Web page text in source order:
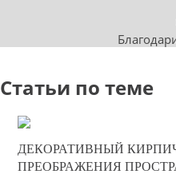
Статьи по теме
0
ДЕКОРАТИВНЫЙ
ПРЕОБРАЖЕНИЯ